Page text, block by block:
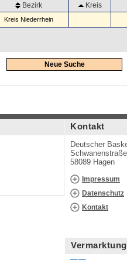
Bezirk Kreis
Kreis Niederrhein
Neue Suche
Kontakt
Deutscher
58089 Hagen
Impressum
Datenschutz
Kontakt